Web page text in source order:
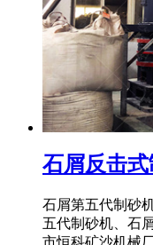
石屑反击
石屑第五代制砂
五代制砂机、石
市恒科矿沙机械